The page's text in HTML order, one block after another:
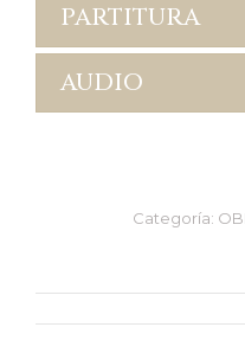
PARTITURA
AUDIO
Categoría: